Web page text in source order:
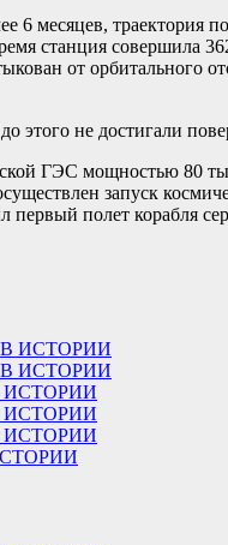
6 месяцев, траектория
станция совершила
от орбитального
этого не достигали
ГЭС мощностью 80
запуск
полет корабля
ИСТОРИИ
ИСТОРИИ
ИСТОРИИ
ИСТОРИИ
ИСТОРИИ